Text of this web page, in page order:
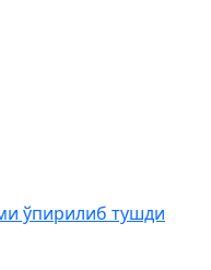
ўпирилиб тушди